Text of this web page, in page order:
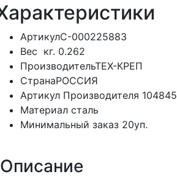
АртикулС-000225883
Вес кг. 0.262
ПроизводительТЕХ-КРЕП
СтранаРОССИЯ
Артикул Производителя 104845
Материал сталь
Минимальный заказ 20уп.
Описание